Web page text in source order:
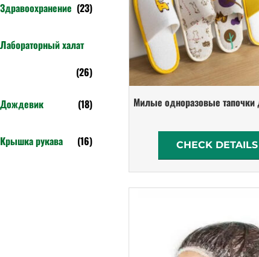
Здравоохранение (23)
Лабораторный халат
(26)
Дождевик (18)
Крышка рукава (16)
Милые одноразовые тапочки
CHECK DETAILS